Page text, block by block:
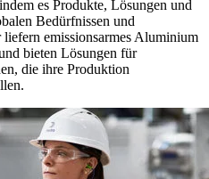
es Produkte, Lösungen und
Bedürfnissen und
emissionsarmes Aluminium
bieten Lösungen für
die ihre Produktion